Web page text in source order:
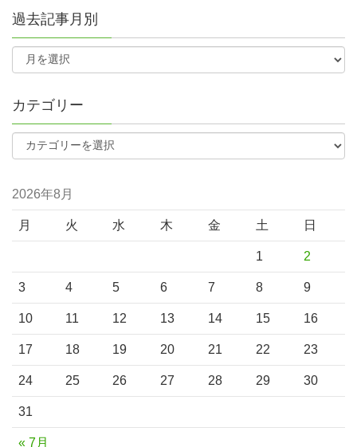
過去記事月別
カテゴリー
2026年8月
月 火 水 木 金 土 日
« 7月
1 2
3 4 5 6 7 8 9
10 11 12 13 14 15 16
17 18 19 20 21 22 23
24 25 26 27 28 29 30
31